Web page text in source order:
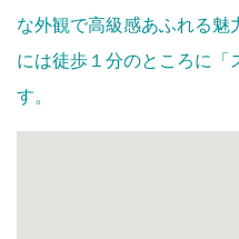
な外観で高級感あふれる魅
には徒歩１分のところに「
す。